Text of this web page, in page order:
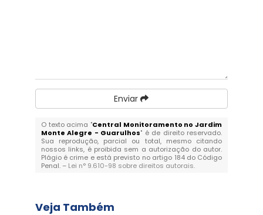
Enviar
O texto acima "Central Monitoramento no Jardim
Monte Alegre - Guarulhos" é de direito reservado.
Sua reprodução, parcial ou total, mesmo citando
nossos links, é proibida sem a autorização do autor.
Plágio é crime e está previsto no artigo 184 do Código
Penal. – Lei n° 9.610-98 sobre direitos autorais.
Veja Também